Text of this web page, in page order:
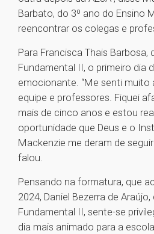
Barbato, do 3º ano do Ensino
reencontrar os colegas e
Para Francisca Thais Barbosa,
Fundamental II, o primeiro dia
emocionante. “Me senti muito
equipe e professores. Fiquei
mais de cinco anos e estou
oportunidade que Deus e o
Mackenzie me deram de
falou.
Pensando na formatura, que
2024, Daniel Bezerra de
Fundamental II, sente-se
dia mais animado para a